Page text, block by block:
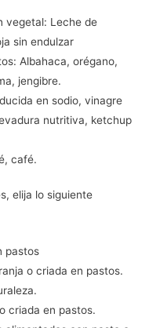
vegetal: Leche de
sin endulzar
Albahaca, orégano,
jengibre.
en sodio, vinagre
nutritiva, ketchup
café.
elija lo siguiente
pastos
o criada en pastos.
criada en pastos.